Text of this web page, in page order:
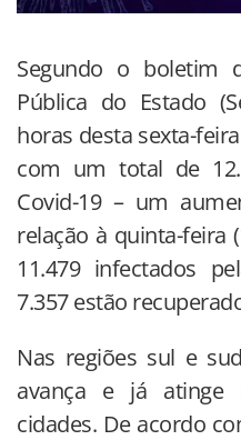
Segundo o boletim
Pública do Estado
horas desta sexta-
com um total de
Covid-19 – um
relação à quinta-feira
11.479 infectados
7.357 estão
Nas regiões sul e
avança e já atinge
cidades. De acordo